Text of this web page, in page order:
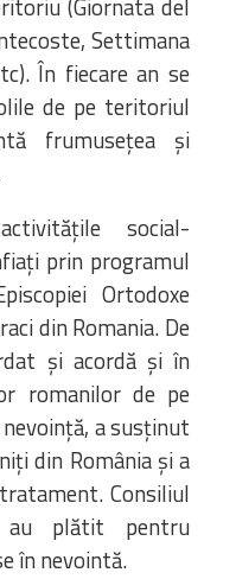
(Giornata del
Settimana
În fiecare an se
de pe teritoriul
frumusețea și
social-
prin programul
Ortodoxe
din Romania. De
și acordă și în
romanilor de pe
a susținut
din România și a
Consiliul
au plătit pentru
în nevointă.